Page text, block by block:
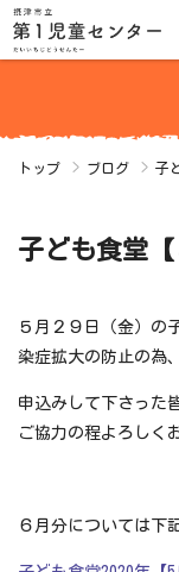
トップ ブログ 子
子ども食堂
５月２９日（金）の
染症拡大の防止の為
申込みして下さった
ご協力の程よろしく
６月分については下